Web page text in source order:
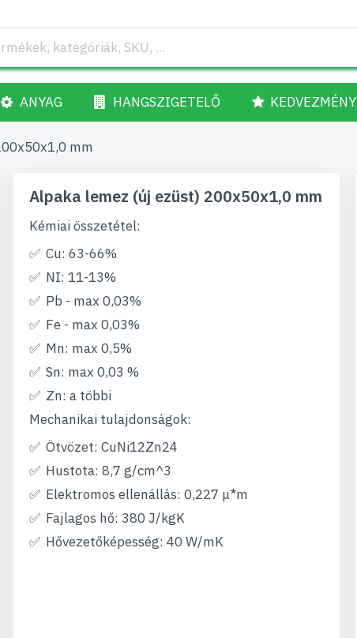
ANYAG HANGSZIGETELŐ KEDVEZMÉNY
mm
Alpaka lemez (új ezüst) 200x50x1,0 mm
Kémiai összetétel:
Cu: 63-66%
NI: 11-13%
Pb - max 0,03%
Fe - max 0,03%
Mn: max 0,5%
Sn: max 0,03 %
Zn: a többi
Mechanikai tulajdonságok:
Ötvözet: CuNi12Zn24
Hustota: 8,7 g/cm^3
Elektromos ellenállás: 0,227 μ*m
Fajlagos hő: 380 J/kgK
Hővezetőképesség: 40 W/mK